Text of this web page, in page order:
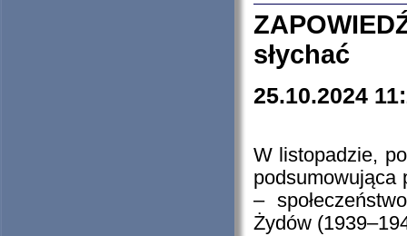
słychać
25.10.2024
W listopadzie,
podsumowująca
–
Żydów